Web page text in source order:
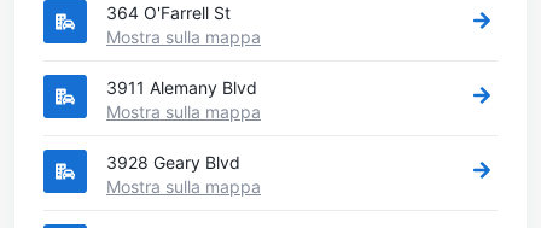
364 O'Farrell St
Mostra sulla mappa
3911 Alemany Blvd
Mostra sulla mappa
3928 Geary Blvd
Mostra sulla mappa